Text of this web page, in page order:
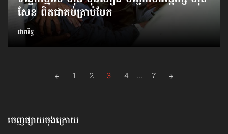
សែន ពិត​ជា​គប់​គ្រាប់​បែក
ដារារិទ្ធ
1 2 3 4 ... 7
ចេញផ្សាយចុងក្រោយ